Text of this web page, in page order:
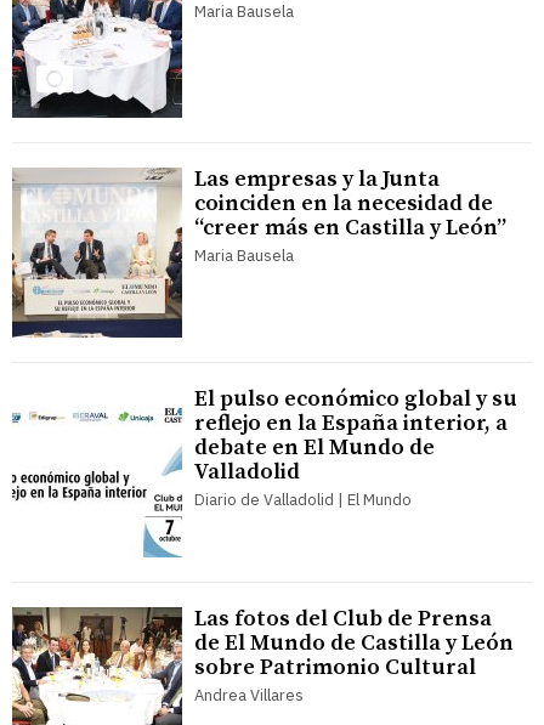
Maria Bausela
Las empresas y la Junta
coinciden en la necesidad de
“creer más en Castilla y León”
Maria Bausela
El pulso económico global y su
reflejo en la España interior, a
debate en El Mundo de
Valladolid
Diario de Valladolid | El Mundo
Las fotos del Club de Prensa
de El Mundo de Castilla y León
sobre Patrimonio Cultural
Andrea Villares